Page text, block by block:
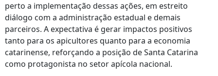
perto a implementação dessas ações, em estreito
diálogo com a administração estadual e demais
parceiros. A expectativa é gerar impactos positivos
tanto para os apicultores quanto para a economia
catarinense, reforçando a posição de Santa Catarina
como protagonista no setor apícola nacional.